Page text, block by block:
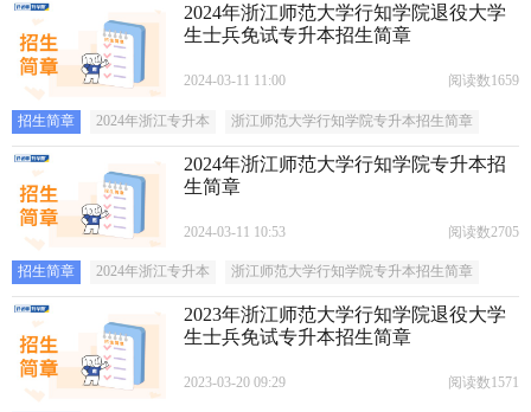
2024年浙江师范大学行知学院退役大学
生士兵免试专升本招生简章
2024-03-11 11:00 阅读数1659
招生简章 2024年浙江专升本 浙江师范大学行知学院专升本招生简章
2024年浙江师范大学行知学院专升本招
生简章
2024-03-11 10:53 阅读数2705
招生简章 2024年浙江专升本 浙江师范大学行知学院专升本招生简章
2023年浙江师范大学行知学院退役大学
生士兵免试专升本招生简章
2023-03-20 09:29 阅读数1571